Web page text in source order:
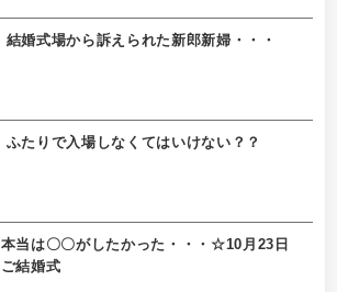
結婚式場から訴えられた新郎新婦・・・
ふたりで入場しなくてはいけない？？
本当は〇〇がしたかった・・・☆10月23日
ご結婚式